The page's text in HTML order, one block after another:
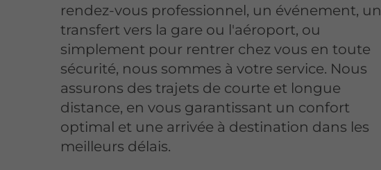
rendez-vous professionnel, un événement, un
transfert vers la gare ou l'aéroport, ou
simplement pour rentrer chez vous en toute
sécurité, nous sommes à votre service. Nous
assurons des trajets de courte et longue
distance, en vous garantissant un confort
optimal et une arrivée à destination dans les
meilleurs délais.